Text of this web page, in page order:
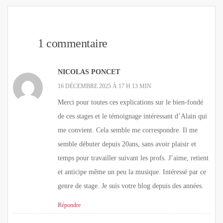
1 commentaire
NICOLAS PONCET
16 DÉCEMBRE 2025 À 17 H 13 MIN
Merci pour toutes ces explications sur le bien-fondé
de ces stages et le témoignage intéressant d’Alain qui
me convient. Cela semble me correspondre. Il me
semble débuter depuis 20ans, sans avoir plaisir et
temps pour travailler suivant les profs. J’aime, retient
et anticipe même un peu la musique. Intéressé par ce
genre de stage. Je suis votre blog depuis des années.
Répondre